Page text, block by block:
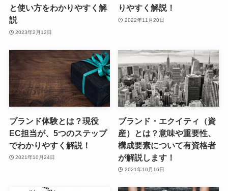
と使い方をわかりやすく解
説
2023年2月12日
りやすく解説！
2022年11月20日
ブランド体験とは？現役
EC担当が、5つのステップ
でわかりやすく解説！
2021年10月24日
ブランド・エクイティ（資
産）とは？意味や重要性、
構成要素について有資格者
が解説します！
2021年10月16日